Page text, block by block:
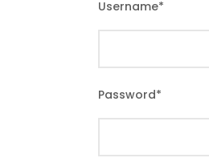
Username*
Password*